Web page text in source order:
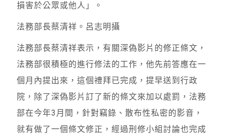
損害於公眾或他人」。
法務部長蔡清祥。呂志明攝
法務部長蔡清祥表示，有關深偽影片的修正條文，
法務部很積極的進行修法的工作，他先前答應在一
個月內提出來，這個禮拜已完成，提早送到行政
院，除了深偽影片訂了新的條文來加以處罰，法務
部在今年3月間，針對竊錄、散布性私密的影音，
就有做了一個條文修正，經過刑修小組討論也完成